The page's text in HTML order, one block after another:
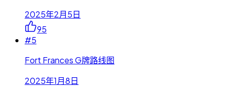
2025年2月5日
95
#5
Fort Frances G牌路线图
2025年1月8日